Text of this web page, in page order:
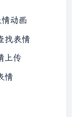
动画
找表情
上传
情